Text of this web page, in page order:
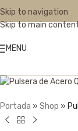
Skip to navigation
Skip to main
MENU
Portada » Shop »